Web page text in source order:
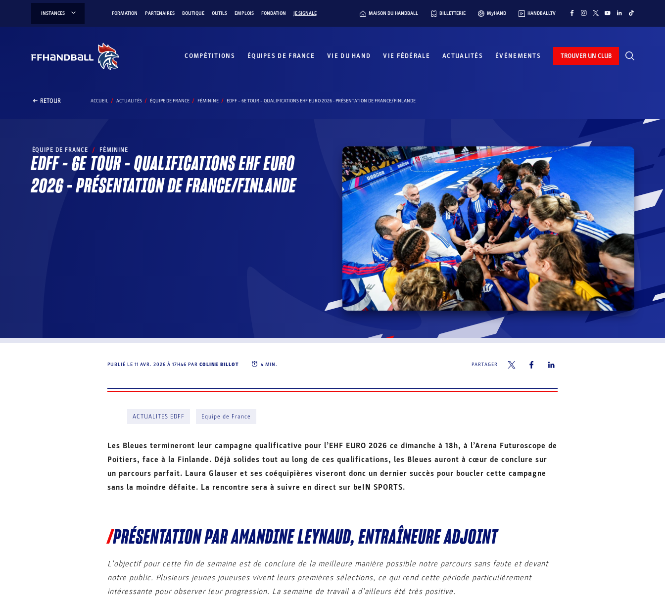
INSTANCES FORMATION PARTENAIRES BOUTIQUE OUTILS EMPLOIS FONDATION JE SIGNALE MAISON DU HANDBALL BILLETTERIE MyHAND HANDBALLTV
COMPÉTITIONS ÉQUIPES DE FRANCE VIE DU HAND VIE FÉDÉRALE ACTUALITÉS ÉVÉNEMENTS TROUVER UN CLUB
RETOUR ACCUEIL ACTUALITÉS ÉQUIPE DE FRANCE FÉMININE EDFF – 6E TOUR – QUALIFICATIONS EHF EURO 2026 - PRÉSENTATION DE FRANCE/FINLANDE
ÉQUIPE DE FRANCE / FÉMININE
EDFF – 6E TOUR – QUALIFICATIONS EHF EURO
2026 – PRÉSENTATION DE FRANCE/FINLANDE
PUBLIÉ LE 11 AVR. 2026 À 17H46 PAR COLINE BILLOT 4 MIN. PARTAGER
ACTUALITES EDFF Equipe de France
Les Bleues termineront leur campagne qualificative pour l’EHF EURO 2026 ce dimanche à 18h, à l’Arena Futuroscope de
Poitiers, face à la Finlande. Déjà solides tout au long de ces qualifications, les Bleues auront à cœur de conclure sur
un parcours parfait. Laura Glauser et ses coéquipières viseront donc un dernier succès pour boucler cette campagne
sans la moindre défaite. La rencontre sera à suivre en direct sur beIN SPORTS.
PRÉSENTATION PAR AMANDINE LEYNAUD, ENTRAÎNEURE ADJOINT
L’objectif pour cette fin de semaine est de conclure de la meilleure manière possible notre parcours sans faute et devant
notre public. Plusieurs jeunes joueuses vivent leurs premières sélections, ce qui rend cette période particulièrement
intéressante pour observer leur progression. La semaine de travail a d’ailleurs été très positive.